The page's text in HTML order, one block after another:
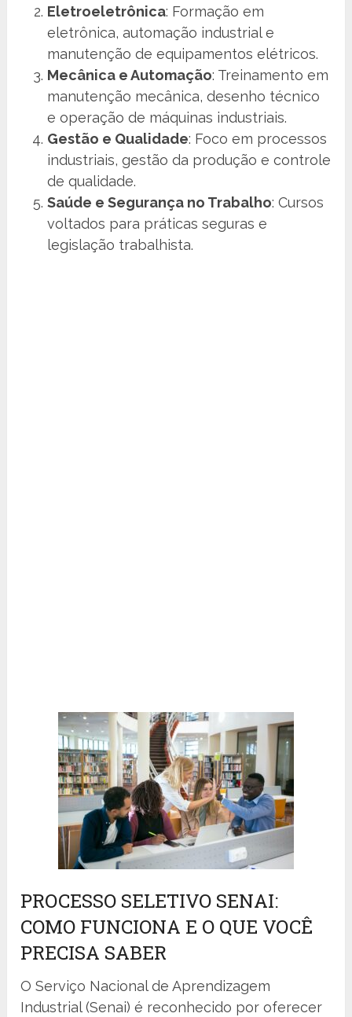
Eletroeletrônica: Formação em
eletrônica, automação industrial e
manutenção de equipamentos elétricos.
Mecânica e Automação: Treinamento em
manutenção mecânica, desenho técnico
e operação de máquinas industriais.
Gestão e Qualidade: Foco em processos
industriais, gestão da produção e controle
de qualidade.
Saúde e Segurança no Trabalho: Cursos
voltados para práticas seguras e
legislação trabalhista.
PROCESSO SELETIVO SENAI:
COMO FUNCIONA E O QUE VOCÊ
PRECISA SABER
O Serviço Nacional de Aprendizagem
Industrial (Senai) é reconhecido por oferecer